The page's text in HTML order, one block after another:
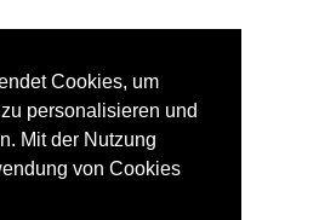
Cookies, um
personalisieren und
Mit der Nutzung
von Cookies